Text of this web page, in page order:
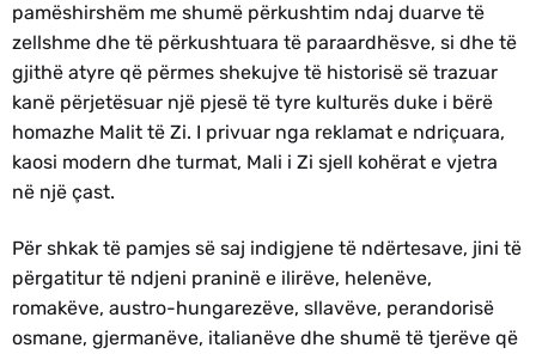
pamëshirshëm me shumë përkushtim ndaj duarve të
zellshme dhe të përkushtuara të paraardhësve, si dhe të
gjithë atyre që përmes shekujve të historisë së trazuar
kanë përjetësuar një pjesë të tyre kulturës duke i bërë
homazhe Malit të Zi. I privuar nga reklamat e ndriçuara,
kaosi modern dhe turmat, Mali i Zi sjell kohërat e vjetra
në një çast.
Për shkak të pamjes së saj indigjene të ndërtesave, jini të
përgatitur të ndjeni praninë e ilirëve, helenëve,
romakëve, austro-hungarezëve, sllavëve, perandorisë
osmane, gjermanëve, italianëve dhe shumë të tjerëve që